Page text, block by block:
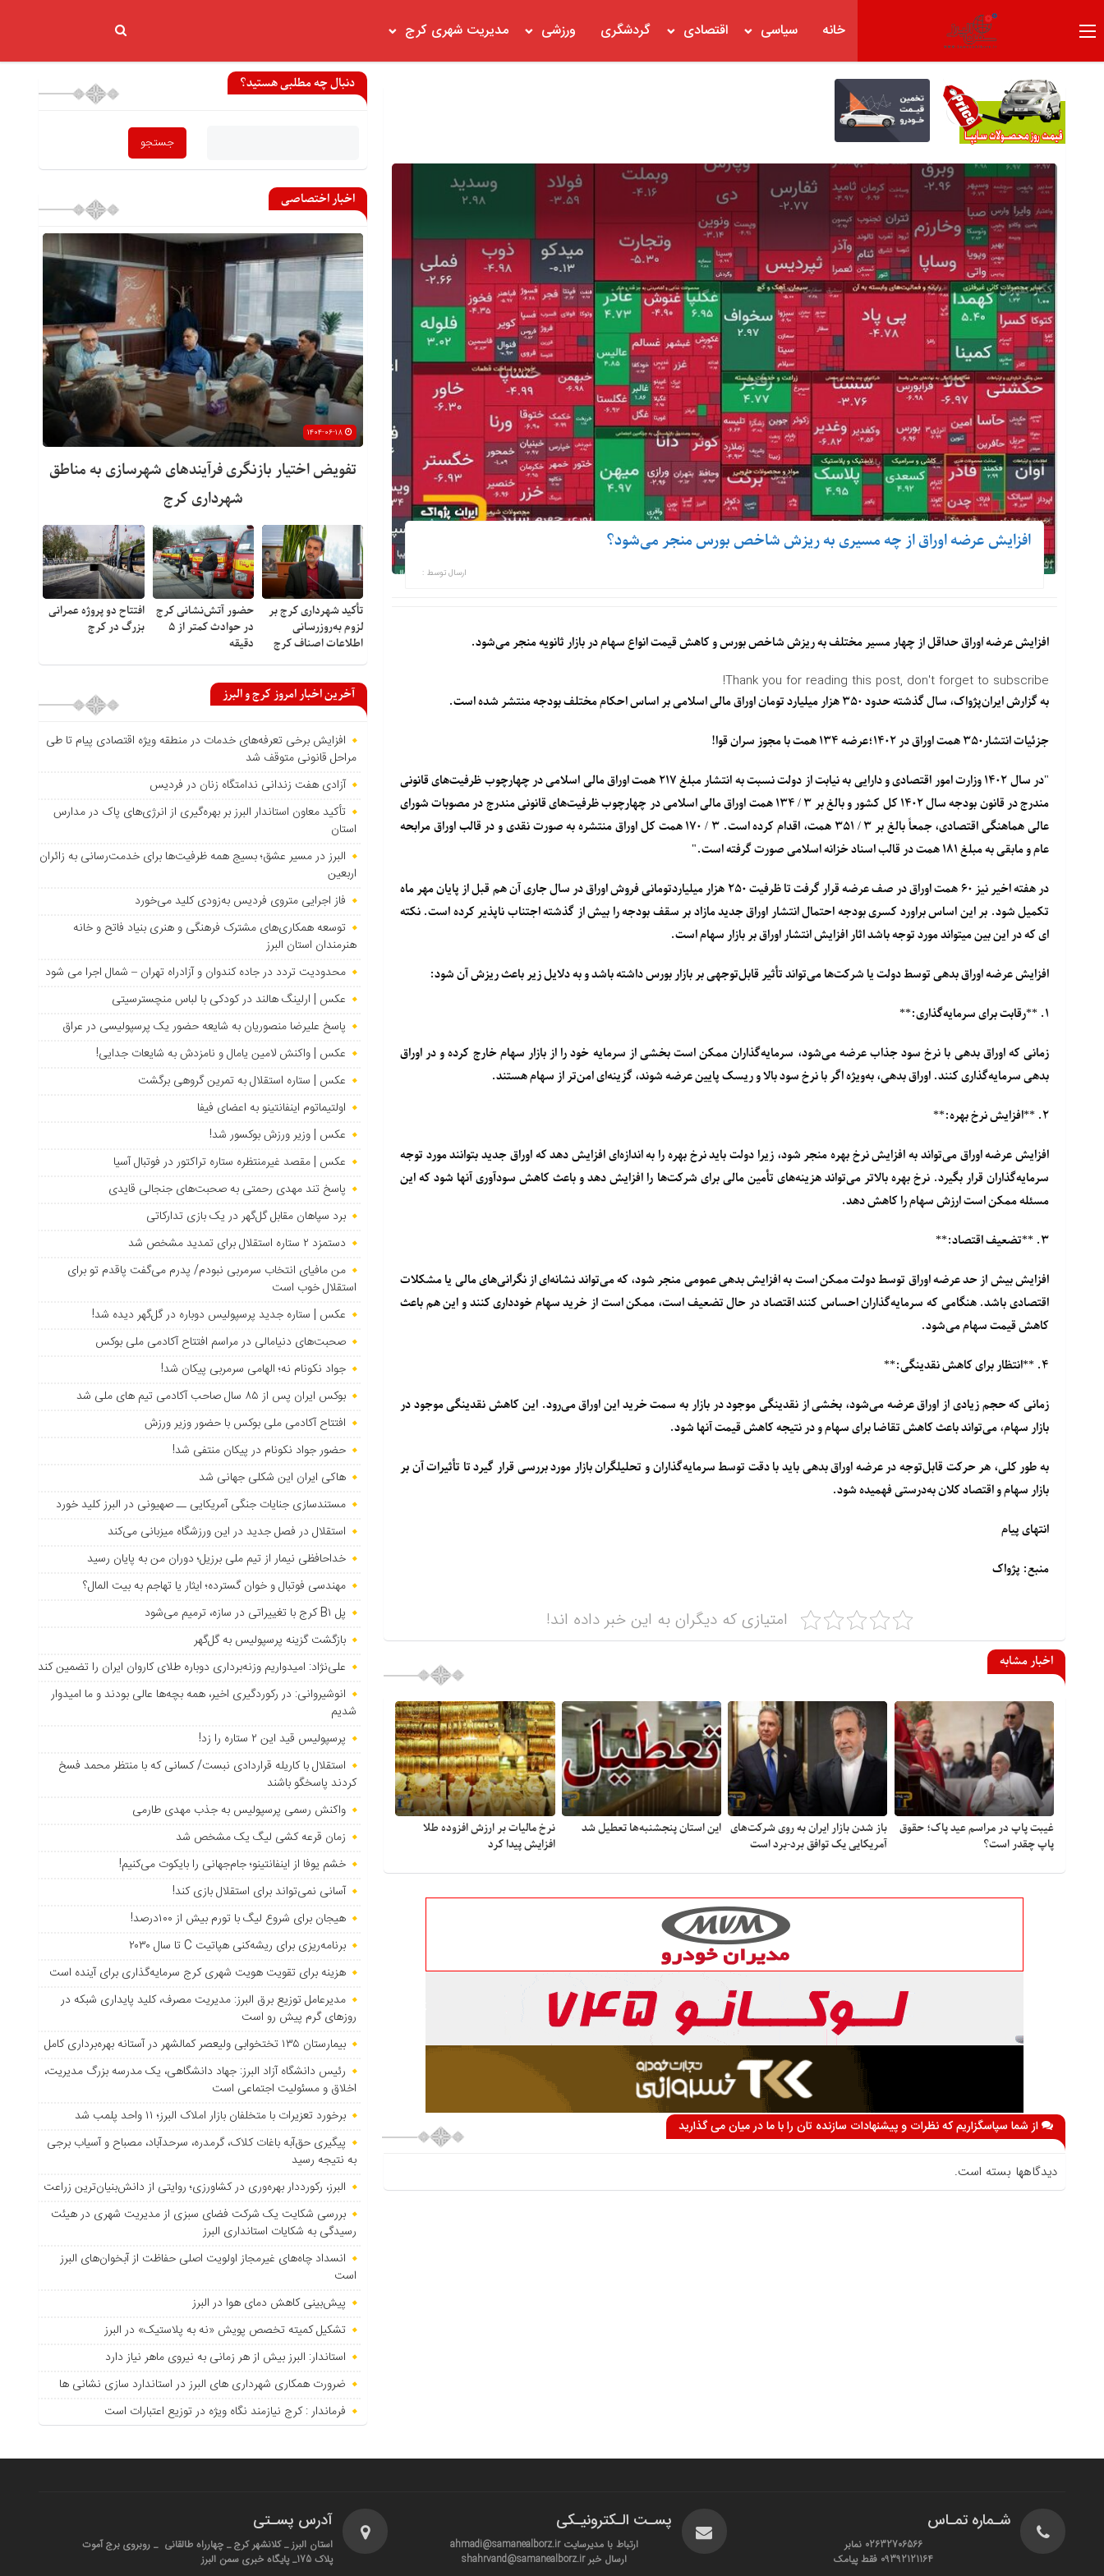
خانه سیاسی اقتصادی گردشگری ورزشی مدیریت شهری کرج
افزایش عرضه اوراق از چه مسیری به ریزش شاخص بورس منجر می‌شود؟
ارسال توسط :
افزایش عرضه اوراق حداقل از چهار مسیر مختلف به ریزش شاخص بورس و کاهش قیمت انواع سهام در بازار ثانویه منجر می‌شود.
Thank you for reading this post, don't forget to subscribe!
به گزارش ایران‌پژواک، سال گذشته حدود ۳۵۰ هزار میلیارد تومان اوراق مالی اسلامی بر اساس احکام مختلف بودجه منتشر شده است.
جزئیات انتشار۳۵۰ همت اوراق در ۱۴۰۲؛عرضه ۱۳۴ همت با مجوز سران قوا!
"در سال ۱۴۰۲ وزارت امور اقتصادی و دارایی به نیابت از دولت نسبت به انتشار مبلغ ۲۱۷ همت اوراق مالی اسلامی در چهارچوب ظرفیت‌های قانونی
مندرج در قانون بودجه سال ۱۴۰۲ کل کشور و بالغ بر ۳ / ۱۳۴ همت اوراق مالی اسلامی در چهارچوب ظرفیت‌های قانونی مندرج در مصوبات شورای
عالی هماهنگی اقتصادی، جمعاً بالغ بر ۳ / ۳۵۱ همت، اقدام کرده است. ۳ / ۱۷۰ همت کل اوراق منتشره به صورت نقدی و در قالب اوراق مرابحه
عام و مابقی به مبلغ ۱۸۱ همت در قالب اسناد خزانه اسلامی صورت گرفته است."
در هفته اخیر نیز ۶۰ همت اوراق در صف عرضه قرار گرفت تا ظرفیت ۲۵۰ هزار میلیاردتومانی فروش اوراق در سال جاری آن هم قبل از پایان مهر ماه
تکمیل شود. بر این اساس براورد کسری بودجه احتمال انتشار اوراق جدید مازاد بر سقف بودجه را بیش از گذشته اجتناب ناپذیر کرده است. نکته
ای که در این بین میتواند مورد توجه باشد اثار افزایش انتشار اوراق بر بازار سهام است.
افزایش عرضه اوراق بدهی توسط دولت یا شرکت‌ها می‌تواند تأثیر قابل‌توجهی بر بازار بورس داشته باشد و به دلایل زیر باعث ریزش آن شود:
۱. **رقابت برای سرمایه‌گذاری:**
زمانی که اوراق بدهی با نرخ سود جذاب عرضه می‌شود، سرمایه‌گذاران ممکن است بخشی از سرمایه خود را از بازار سهام خارج کرده و در اوراق
بدهی سرمایه‌گذاری کنند. اوراق بدهی، به‌ویژه اگر با نرخ سود بالا و ریسک پایین عرضه شوند، گزینه‌ای امن‌تر از سهام هستند.
۲. **افزایش نرخ بهره:**
افزایش عرضه اوراق می‌تواند به افزایش نرخ بهره منجر شود، زیرا دولت باید نرخ بهره را به اندازه‌ای افزایش دهد که اوراق جدید بتوانند مورد توجه
سرمایه‌گذاران قرار بگیرد. نرخ بهره بالاتر می‌تواند هزینه‌های تأمین مالی برای شرکت‌ها را افزایش دهد و باعث کاهش سودآوری آنها شود که این
مسئله ممکن است ارزش سهام را کاهش دهد.
۳. **تضعیف اقتصاد:**
افزایش بیش از حد عرضه اوراق توسط دولت ممکن است به افزایش بدهی عمومی منجر شود، که می‌تواند نشانه‌ای از نگرانی‌های مالی یا مشکلات
اقتصادی باشد. هنگامی که سرمایه‌گذاران احساس کنند اقتصاد در حال تضعیف است، ممکن است از خرید سهام خودداری کنند و این هم باعث
کاهش قیمت سهام می‌شود.
۴. **انتظار برای کاهش نقدینگی:**
زمانی که حجم زیادی از اوراق عرضه می‌شود، بخشی از نقدینگی موجود در بازار به سمت خرید این اوراق می‌رود. این کاهش نقدینگی موجود در
بازار سهام، می‌تواند باعث کاهش تقاضا برای سهام و در نتیجه کاهش قیمت آنها شود.
به طور کلی، هر حرکت قابل‌توجه در عرضه اوراق بدهی باید با دقت توسط سرمایه‌گذاران و تحلیلگران بازار مورد بررسی قرار گیرد تا تأثیرات آن بر
بازار سهام و اقتصاد کلان به‌درستی فهمیده شود.
انتهای پیام
منبع: پژواک
امتیازی که دیگران به این خبر داده اند!
اخبار مشابه
غیبت پاپ در مراسم عید پاک؛ حقوق
پاپ چقدر است؟
باز شدن بازار ایران به روی شرکت‌های
آمریکایی یک توافق برد-برد است
این استان پنجشنبه‌ها تعطیل شد
نرخ مالیات بر ارزش افزوده طلا
افزایش پیدا کرد
از شما سپاسگزاریم که نظرات و پیشنهادات سازنده تان را با ما در میان می گذارید
دیدگاهها بسته است.
دنبال چه مطلبی هستید؟
اخبار اختصاصی
تفویض اختیار بازنگری فرآیندهای شهرسازی به مناطق
شهرداری کرج
تأکید شهرداری کرج بر
لزوم به‌روزرسانی
اطلاعات اصناف کرج
حضور آتش‌نشانی کرج
در حوادث کمتر از ۵
دقیقه
افتتاح دو پروژه عمرانی
بزرگ در کرج
آخرین اخبار امروز کرج و البرز
افزایش برخی تعرفه‌های خدمات در منطقه ویژه اقتصادی پیام تا طی
مراحل قانونی متوقف شد
آزادی هفت زندانی ندامتگاه زنان در فردیس
تأکید معاون استاندار البرز بر بهره‌گیری از انرژی‌های پاک در مدارس
استان
البرز در مسیر عشق؛ بسیج همه ظرفیت‌ها برای خدمت‌رسانی به زائران
اربعین
فاز اجرایی متروی فردیس به‌زودی کلید می‌خورد
توسعه همکاری‌های مشترک فرهنگی و هنری بنیاد فاتح و خانه
هنرمندان استان البرز
محدودیت تردد در جاده کندوان و آزادراه تهران – شمال اجرا می شود
عکس | ارلینگ هالند در کودکی با لباس منچسترسیتی
پاسخ علیرضا منصوریان به شایعه حضور یک پرسپولیسی در عراق
عکس | واکنش لامین یامال و نامزدش به شایعات جدایی!
عکس | ستاره استقلال به تمرین گروهی برگشت
اولتیماتوم اینفانتینو به اعضای فیفا
عکس | وزیر ورزش بوکسور شد!
عکس | مقصد غیرمنتظره ستاره تراکتور در فوتبال آسیا
پاسخ تند مهدی رحمتی به صحبت‌های جنجالی قایدی
برد سپاهان مقابل گل‌گهر در یک بازی تدارکاتی
دستمزد ۲ ستاره استقلال برای تمدید مشخص شد
من مافیای انتخاب سرمربی نبودم/ پدرم می‌گفت پاقدم تو برای
استقلال خوب است
عکس | ستاره جدید پرسپولیس دوباره در گل‌گهر دیده شد!
صحبت‌های دنیامالی در مراسم افتتاح آکادمی ملی بوکس
جواد نکونام نه؛ الهامی سرمربی پیکان شد!
بوکس ایران پس از ۸۵ سال صاحب آکادمی تیم های ملی شد
افتتاح آکادمی ملی بوکس با حضور وزیر ورزش
حضور جواد نکونام در پیکان منتفی شد!
هاکی ایران این شکلی جهانی شد
مستندسازی جنایات جنگی آمریکایی ــ صهیونی در البرز کلید خورد
استقلال در فصل جدید در این ورزشگاه میزبانی می‌کند
خداحافظی نیمار از تیم ملی برزیل؛ دوران من به پایان رسید
مهندسی فوتبال و خوان گسترده؛ ایثار یا تهاجم به بیت المال؟
پل B۱ کرج با تغییراتی در سازه، ترمیم می‌شود
بازگشت گزینه پرسپولیس به ‌گل‌گهر
علی‌نژاد: امیدواریم وزنه‌برداری دوباره طلای کاروان ایران را تضمین کند
انوشیروانی: در رکوردگیری اخیر، همه بچه‌ها عالی بودند و ما امیدوار
شدیم
پرسپولیس قید این ۲ ستاره را زد!
استقلال با کاریله قراردادی نبست/ کسانی که با منتظر محمد فسخ
کردند پاسخگو باشند
واکنش رسمی پرسپولیس به جذب مهدی طارمی
زمان قرعه کشی لیگ یک مشخص شد
خشم یوفا از اینفانتینو؛ جام‌جهانی را بایکوت می‌کنیم!
آسانی نمی‌تواند برای استقلال بازی کند!
هیجان برای شروع لیگ با تورم بیش از ۱۰۰درصد!
برنامه‌ریزی برای ریشه‌کنی هپاتیت C تا سال ۲۰۳۰
هزینه برای تقویت هویت شهری کرج سرمایه‌گذاری برای آینده است
مدیرعامل توزیع برق البرز: مدیریت مصرف، کلید پایداری شبکه در
روزهای گرم پیش رو است
بیمارستان ۱۳۵ تختخوابی ولیعصر کمالشهر در آستانه بهره‌برداری کامل
رئیس دانشگاه آزاد البرز: جهاد دانشگاهی، یک مدرسه بزرگ مدیریت،
اخلاق و مسئولیت اجتماعی است
برخورد تعزیرات با متخلفان بازار املاک البرز؛ ۱۱ واحد پلمب شد
پیگیری حق‌آبه باغات کلاک، گرمدره، سرحدآباد، مصباح و آسیاب برجی
به نتیجه رسید
البرز، رکورددار بهره‌وری در کشاورزی؛ روایتی از دانش‌بنیان‌ترین زراعت
بررسی شکایت یک شرکت فضای سبزی از مدیریت شهری در هیئت
رسیدگی به شکایات استانداری البرز
انسداد چاه‌های غیرمجاز اولویت اصلی حفاظت از آبخوان‌های البرز
است
پیش‌بینی کاهش دمای هوا در البرز
تشکیل کمیته تخصص پویش «نه به پلاستیک» در البرز
استاندار: البرز بیش از هر زمانی به نیروی ماهر نیاز دارد
ضرورت همکاری شهرداری های البرز در استاندارد سازی نشانی ها
فرماندار : کرج نیازمند نگاه ویژه در توزیع اعتبارات است
شـماره تمـاس
02632706566 نمابر
09392121164 فقط پیامک
پسـت الـکترونیـکی
ارتباط با مدیرسایت ahmadi@samanealborz.ir
ارسال خبر shahrvand@samanealborz.ir
آدرس پسـتی
استان البرز _ کلانشهر کرج _ چهارراه طالقانی _ روبروی برج آموت
پلاک 175_ پایگاه خبری سمن البرز